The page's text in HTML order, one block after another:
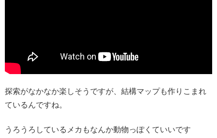
探索がなかなか楽しそうですが、結構マップも作りこまれ
ているんですね。
うろうろしているメカもなんか動物っぽくていいです